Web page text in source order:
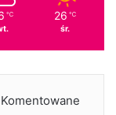
℃ 26 ℃
śr.
Komentowane